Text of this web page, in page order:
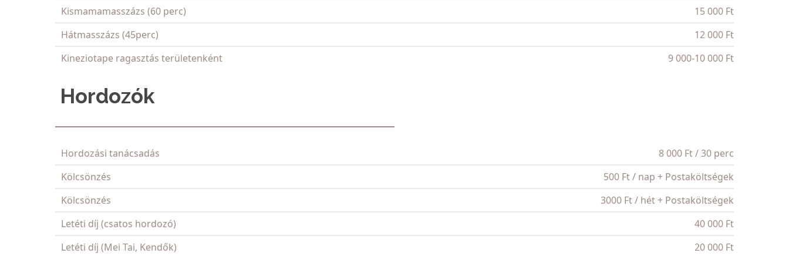
Kismamamasszázs (60 perc)
15 000 Ft
Hátmasszázs (45perc)
12 000 Ft
Kineziotape ragasztás területenként
9 000-10 000 Ft
Hordozók
Hordozási tanácsadás
8 000 Ft / 30 perc
Kölcsönzés
500 Ft / nap + Postaköltségek
Kölcsönzés
3000 Ft / hét + Postaköltségek
Letéti díj (csatos hordozó)
40 000 Ft
Letéti díj (Mei Tai, Kendők)
20 000 Ft